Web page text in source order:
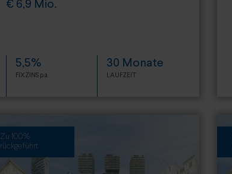
€ 6,9 Mio.
5,5%
FIXZINS p.a.
30 Monate
LAUFZEIT
Zu 100%
rückgeführt